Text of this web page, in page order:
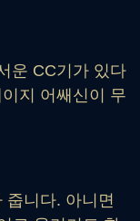
운 CC기가 있다
지 어쌔신이 무
줍니다. 아니면